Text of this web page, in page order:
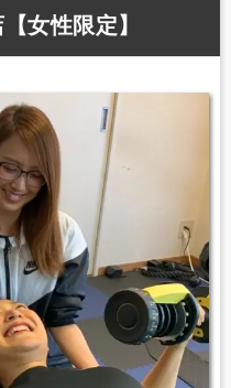
女性限定】